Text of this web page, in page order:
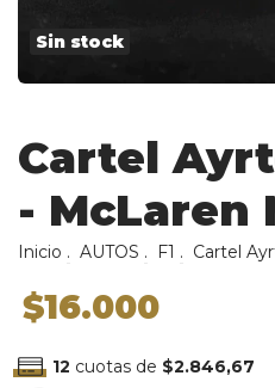
Cartel
- McLaren
Inicio . AUTOS . F1 . Cartel
$16.000
12 cuotas de $2.846,67
Sin stock